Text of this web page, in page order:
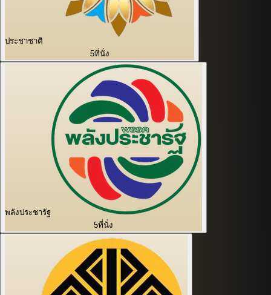
ประชาชาติ
5ที่นั่ง
พลังประชารัฐ
5ที่นั่ง